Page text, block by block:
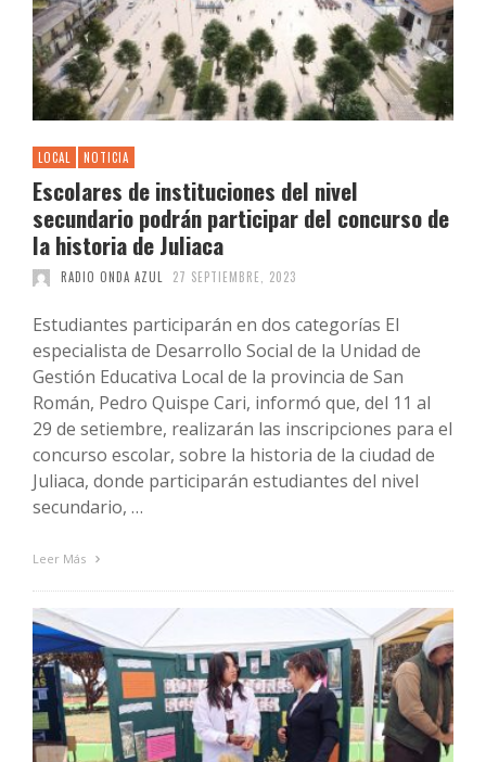
LOCAL NOTICIA
Escolares de instituciones del nivel
secundario podrán participar del concurso de
la historia de Juliaca
RADIO ONDA AZUL 27 SEPTIEMBRE, 2023
Estudiantes participarán en dos categorías El
especialista de Desarrollo Social de la Unidad de
Gestión Educativa Local de la provincia de San
Román, Pedro Quispe Cari, informó que, del 11 al
29 de setiembre, realizarán las inscripciones para el
concurso escolar, sobre la historia de la ciudad de
Juliaca, donde participarán estudiantes del nivel
secundario, …
Leer Más